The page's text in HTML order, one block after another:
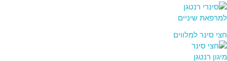
חצי סינר למלווים